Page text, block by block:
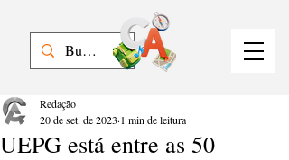
UEPG está entre as 50
Redação
20 de set. de 2023 1 min de leitura